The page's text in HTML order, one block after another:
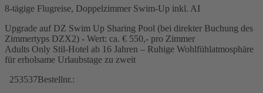
8-tägige Flugreise, Doppelzimmer Swim-Up inkl. AI
Upgrade auf DZ Swim Up Sharing Pool (bei direkter Buchung des
Zimmertyps DZX2) - Wert: ca. € 550,- pro Zimmer
Adults Only Stil-Hotel ab 16 Jahren – Ruhige Wohlfühlatmosphäre
für erholsame Urlaubstage zu zweit
253537Bestellnr.: